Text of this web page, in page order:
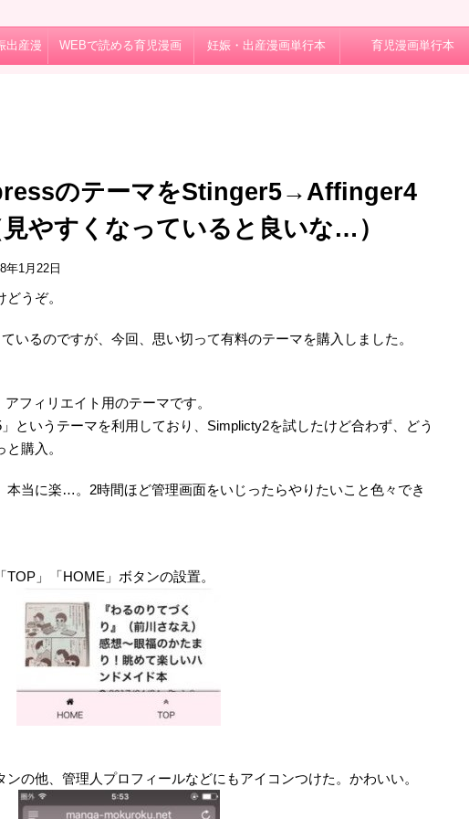
出産漫 WEBで読める育児漫画 妊娠・出産漫画単行本 育児漫画単行本
のテーマをStinger5→Affinger4
やすくなっていると良いな…）
年1月22日
うぞ。
いるのですが、今回、思い切って有料のテーマを購入しました。
フィリエイト用のテーマです。
というテーマを利用しており、Simplicty2を試したけど合わず、どう
購入。
当に楽…。2時間ほど管理画面をいじったらやりたいこと色々でき
」「HOME」ボタンの設置。
の他、管理人プロフィールなどにもアイコンつけた。かわいい。